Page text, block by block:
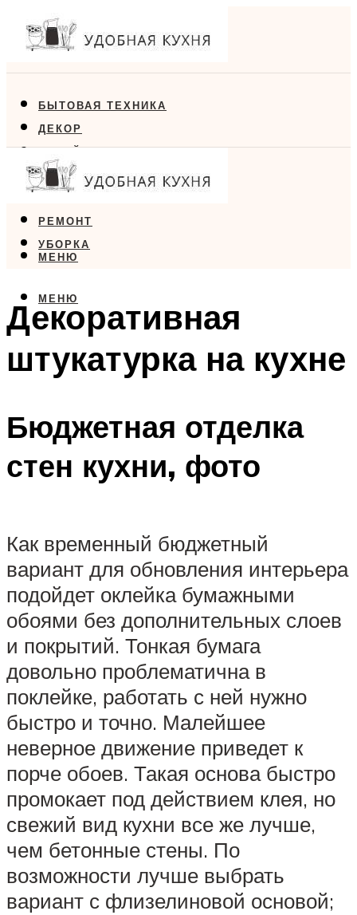
БЫТОВАЯ ТЕХНИКА
ДЕКОР
ДИЗАЙН
ЕДА
РЕМОНТ
УБОРКА
МЕНЮ
МЕНЮ
Декоративная
штукатурка на кухне
Бюджетная отделка
стен кухни, фото
Как временный бюджетный
вариант для обновления интерьера
подойдет оклейка бумажными
обоями без дополнительных слоев
и покрытий. Тонкая бумага
довольно проблематична в
поклейке, работать с ней нужно
быстро и точно. Малейшее
неверное движение приведет к
порче обоев. Такая основа быстро
промокает под действием клея, но
свежий вид кухни все же лучше,
чем бетонные стены. По
возможности лучше выбрать
вариант с флизелиновой основой;